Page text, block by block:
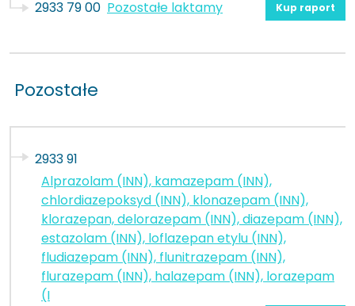
2933 79 00 Pozostałe laktamy Kup raport
Pozostałe
2933 91
Alprazolam (INN), kamazepam (INN),
chlordiazepoksyd (INN), klonazepam (INN),
klorazepan, delorazepam (INN), diazepam (INN),
estazolam (INN), loflazepan etylu (INN),
fludiazepam (INN), flunitrazepam (INN),
flurazepam (INN), halazepam (INN), lorazepam
(I